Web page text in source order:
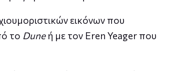
εικόνων που
το Duneή με τον Eren Yeager που